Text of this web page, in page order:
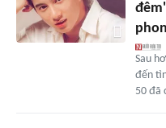
Sau
đến
50 đã